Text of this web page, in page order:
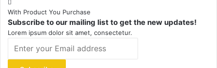
With Product You Purchase
Subscribe to our mailing list to get the new updates!
Lorem ipsum dolor sit amet, consectetur.
your
Email